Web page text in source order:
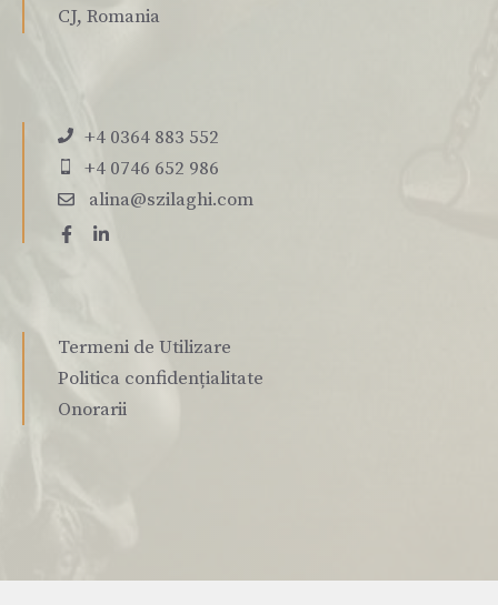
CJ, Romania
+4 0364 883 552
+4 0746 652 986
alina@szilaghi.com
Termeni de Utilizare
Politica confidențialitate
Onorarii